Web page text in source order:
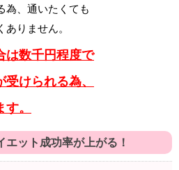
為、通いたくても
りません。
は数千円程度で
けられる為、
。
ット成功率が上がる！